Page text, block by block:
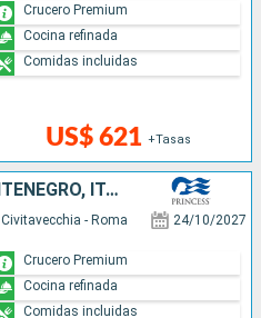
US$ 621 +Tasas
Crucero Premium
Cocina refinada
Comidas incluidas
TURQUÍA, GRECIA, MONTENEGRO, ITALIA, ESPAÑA
Civitavecchia - Roma 24/10/2027
Crucero Premium
Cocina refinada
Comidas incluidas